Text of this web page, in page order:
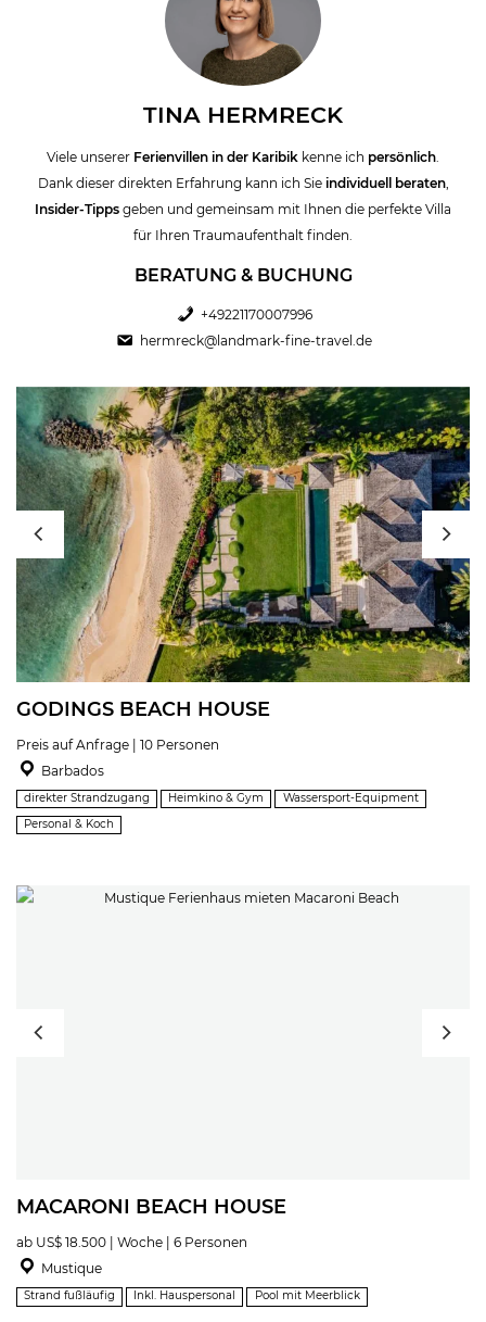
TINA HERMRECK
Viele unserer Ferienvillen in der Karibik kenne ich persönlich.
Dank dieser direkten Erfahrung kann ich Sie individuell beraten,
Insider-Tipps geben und gemeinsam mit Ihnen die perfekte Villa
für Ihren Traumaufenthalt finden.
BERATUNG & BUCHUNG
+49221170007996
hermreck@landmark-fine-travel.de
GODINGS BEACH HOUSE
Preis auf Anfrage | 10 Personen
Barbados
direkter Strandzugang Heimkino & Gym
Wassersport-Equipment
Personal & Koch
MACARONI BEACH HOUSE
ab US$ 18.500 | Woche | 6 Personen
Mustique
Strand fußläufig Inkl. Hauspersonal Pool mit Meerblick